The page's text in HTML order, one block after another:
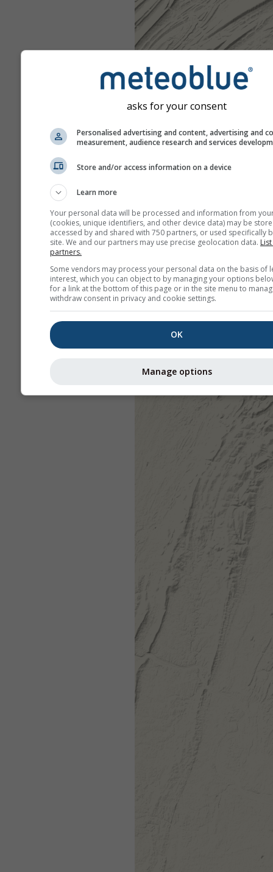
asks for your consent
Personalised advertising and content, advertising and
measurement, audience research and services
Store and/or access information on a device
Learn more
Your personal data will be processed and information from
(cookies, unique identifiers, and other device data) may be
accessed by and shared with 750 partners, or used specifically
site. We and our partners may use precise geolocation data.
partners.
Some vendors may process your personal data on the basis of
interest, which you can object to by managing your options
for a link at the bottom of this page or in the site menu to
withdraw consent in privacy and cookie settings.
OK
Manage options